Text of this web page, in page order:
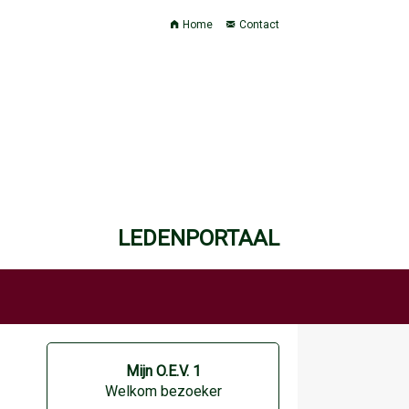
Home Contact
LEDENPORTAAL
Mijn O.E.V. 1
Welkom bezoeker